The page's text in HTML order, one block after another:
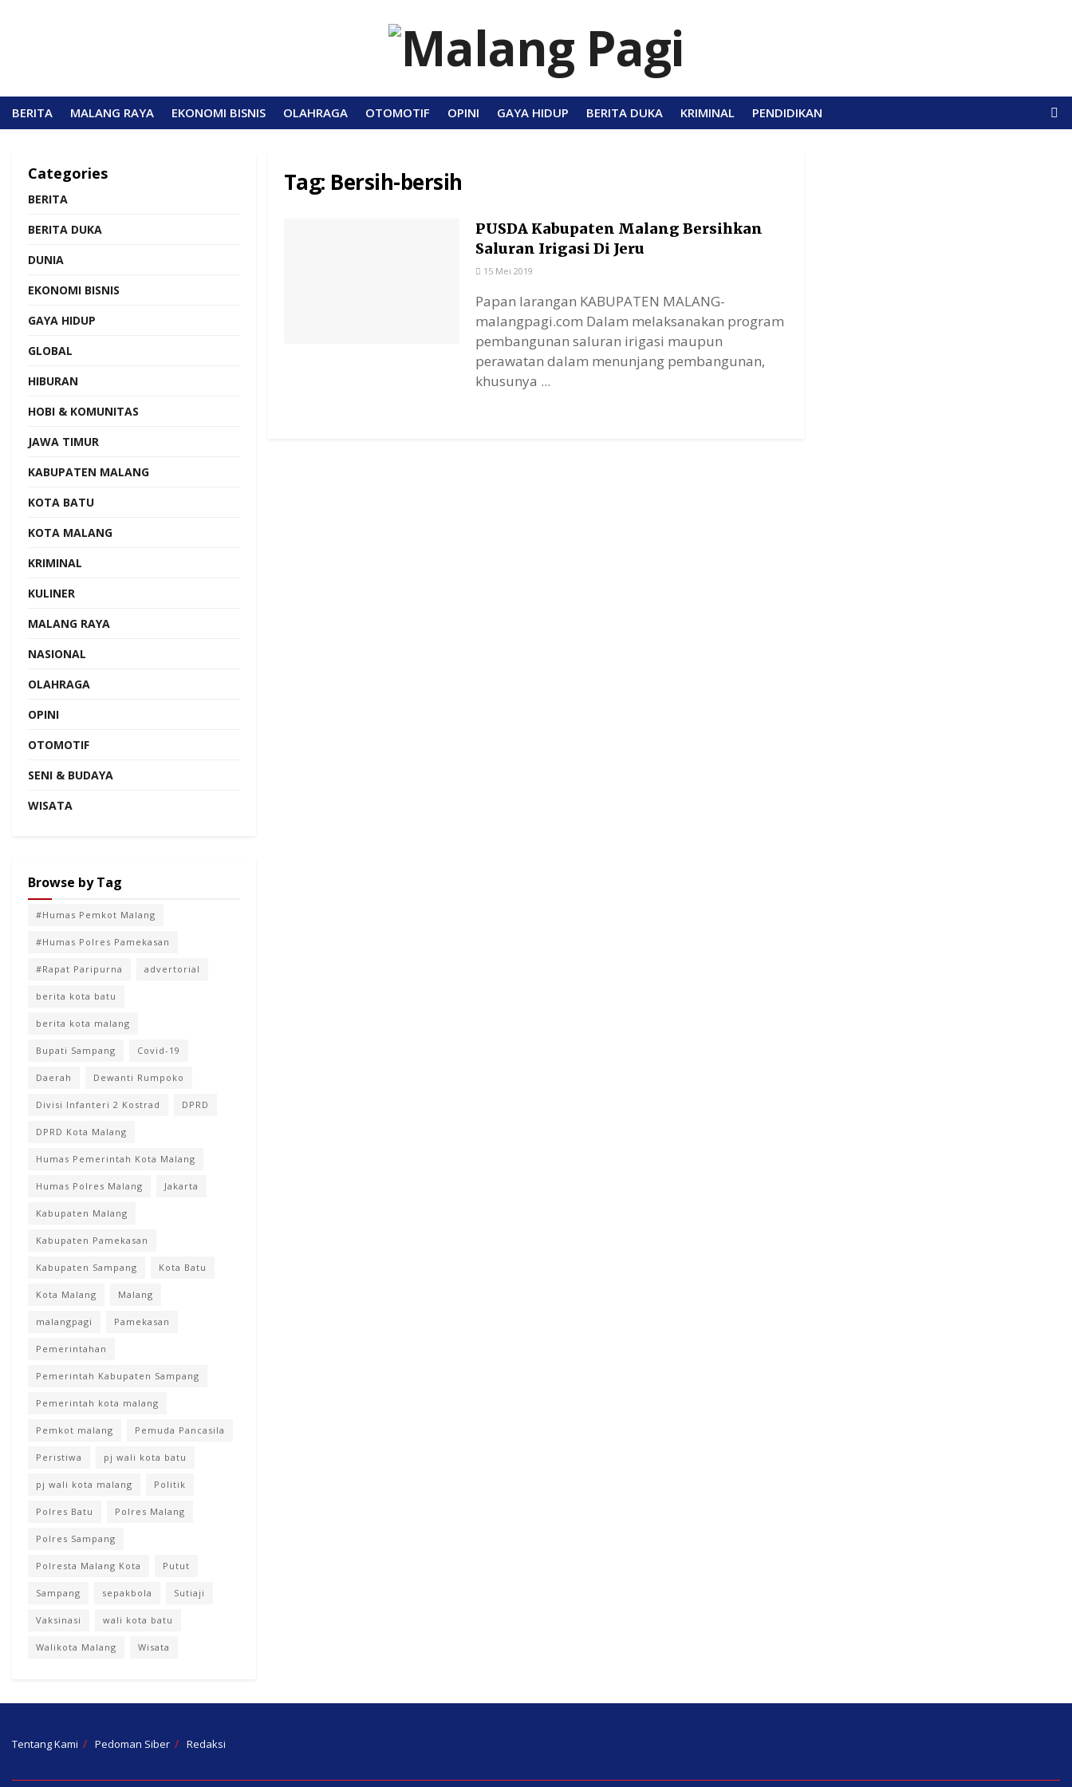
BERITA MALANG RAYA EKONOMI BISNIS OLAHRAGA OTOMOTIF OPINI GAYA HIDUP BERITA DUKA KRIMINAL PENDIDIKAN
Tag: Bersih-bersih
PUSDA Kabupaten Malang Bersihkan
Saluran Irigasi Di Jeru
15 Mei 2019
Papan larangan KABUPATEN MALANG-
malangpagi.com Dalam melaksanakan program
pembangunan saluran irigasi maupun
perawatan dalam menunjang pembangunan,
khusunya ...
Categories
BERITA
BERITA DUKA
DUNIA
EKONOMI BISNIS
GAYA HIDUP
GLOBAL
HIBURAN
HOBI & KOMUNITAS
JAWA TIMUR
KABUPATEN MALANG
KOTA BATU
KOTA MALANG
KRIMINAL
KULINER
MALANG RAYA
NASIONAL
OLAHRAGA
OPINI
OTOMOTIF
SENI & BUDAYA
WISATA
Browse by Tag
#Humas Pemkot Malang
#Humas Polres Pamekasan
#Rapat Paripurna advertorial
berita kota batu
berita kota malang
Bupati Sampang Covid-19
Daerah Dewanti Rumpoko
Divisi Infanteri 2 Kostrad DPRD
DPRD Kota Malang
Humas Pemerintah Kota Malang
Humas Polres Malang Jakarta
Kabupaten Malang
Kabupaten Pamekasan
Kabupaten Sampang Kota Batu
Kota Malang Malang
malangpagi Pamekasan
Pemerintahan
Pemerintah Kabupaten Sampang
Pemerintah kota malang
Pemkot malang Pemuda Pancasila
Peristiwa pj wali kota batu
pj wali kota malang Politik
Polres Batu Polres Malang
Polres Sampang
Polresta Malang Kota Putut
Sampang sepakbola Sutiaji
Vaksinasi wali kota batu
Walikota Malang Wisata
Tentang Kami Pedoman Siber Redaksi